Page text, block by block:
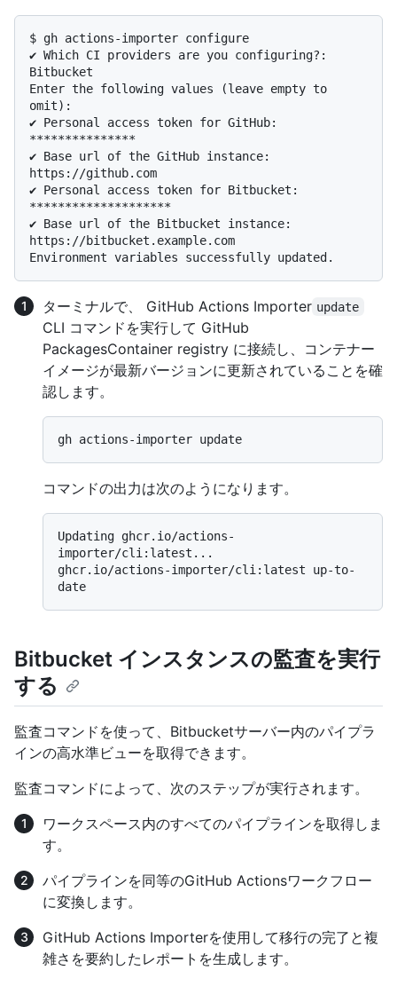
$ gh actions-importer configure
✔ Which CI providers are you configuring?:
Bitbucket
Enter the following values (leave empty to
omit):
✔ Personal access token for GitHub:
***************
✔ Base url of the GitHub instance:
https://github.com
✔ Personal access token for Bitbucket:
********************
✔ Base url of the Bitbucket instance:
https://bitbucket.example.com
ターミナルで、 GitHub Actions Importer update
CLI コマンドを実行して GitHub
PackagesContainer registry に接続し、コンテナー
イメージが最新バージョンに更新されていることを確
認します。
コマンドの出力は次のようになります。
Updating ghcr.io/actions-
importer/cli:latest...
ghcr.io/actions-importer/cli:latest up-to-
Bitbucket インスタンスの監査を実行
する
監査コマンドを使って、Bitbucketサーバー内のパイプラ
インの高水準ビューを取得できます。
監査コマンドによって、次のステップが実行されます。
ワークスペース内のすべてのパイプラインを取得しま
す。
パイプラインを同等のGitHub Actionsワークフロー
に変換します。
GitHub Actions Importerを使用して移行の完了と複
雑さを要約したレポートを生成します。